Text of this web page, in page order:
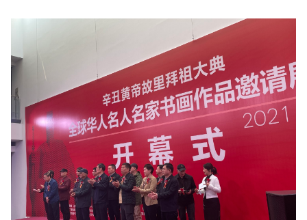
辛丑年黃帝故里拜祖大典全球華人書畫作品邀請展